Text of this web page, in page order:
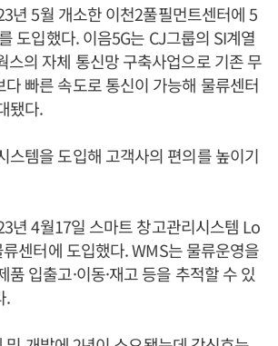
년 5월 개소한 이천2풀필먼트센터에 5
도입했다. 이음5G는 CJ그룹의 SI계열
스의 자체 통신망 구축사업으로 기존 무
빠른 속도로 통신이 가능해 물류센터
됐다.
스템을 도입해 고객사의 편의를 높이기
년 4월17일 스마트 창고관리시스템 Lo
센터에 도입했다. WMS는 물류운영을
품 입출고·이동·재고 등을 추적할 수 있
.